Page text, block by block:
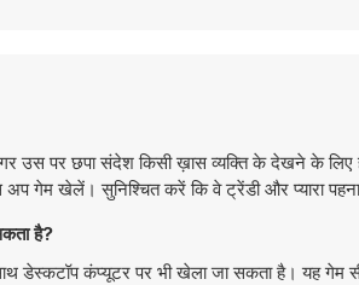
उस पर छपा संदेश किसी ख़ास व्यक्ति के देखने के लिए
गेम खेलें। सुनिश्चित करें कि वे ट्रेंडी और प्यारा
है?
डेस्कटॉप कंप्यूटर पर भी खेला जा सकता है। यह गेम